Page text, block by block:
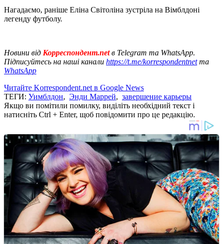
Нагадаємо, раніше Еліна Світоліна зустріла на Вімблдоні
легенду футболу.
Новини від Корреспондент.netв Telegram та WhatsApp.
Підписуйтесь на наші канали https://t.me/korrespondentnetта
WhatsApp
Читайте Korrespondent.net в Google News
ТЕГИ: Уимблдон, Энди Маррей, завершение карьеры
Якщо ви помітили помилку, виділіть необхідний текст і
натисніть Ctrl + Enter, щоб повідомити про це редакцію.